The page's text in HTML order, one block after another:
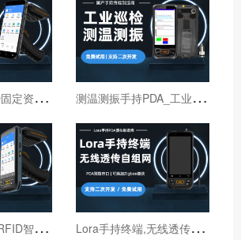
U
HF超高频RFID固定资产管理手持终端机 测
温测振手持PDA_工业巡检手持终端机_红外线测温PDA
安
卓UHF超高频RFID智能盘点手持终端设备 L
ora手持终端,无线透传自组网pda,高性能Lora智能巡检机